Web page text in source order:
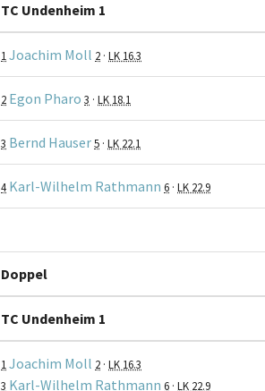
TC Undenheim 1
1 Joachim Moll 2 · LK 16.3
2 Egon Pharo 3 · LK 18.1
3 Bernd Hauser5 · LK 22.1
4 Karl-Wilhelm Rathmann 6 · LK 22.9
Doppel
TC Undenheim 1
1 Joachim Moll 2 · LK 16.3
3 Karl-Wilhelm Rathmann 6 · LK 22.9